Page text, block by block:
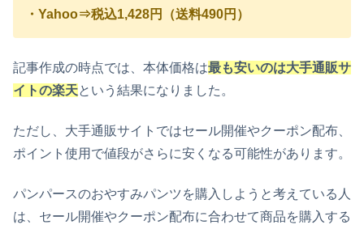
・Yahoo⇒税込1,428円（送料490円）
記事作成の時点では、本体価格は最も安いのは大手通販サ
イトの楽天という結果になりました。
ただし、大手通販サイトではセール開催やクーポン配布、
ポイント使用で値段がさらに安くなる可能性があります。
パンパースのおやすみパンツを購入しようと考えている人
は、セール開催やクーポン配布に合わせて商品を購入する